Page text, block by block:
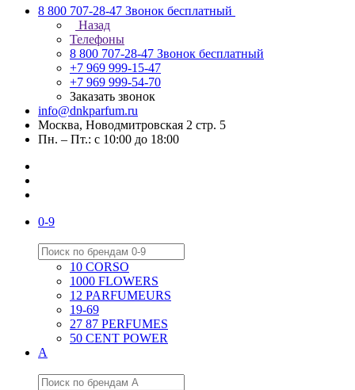
8 800 707-28-47 Звонок бесплатный
Назад
Телефоны
8 800 707-28-47 Звонок бесплатный
+7 969 999-15-47
+7 969 999-54-70
Заказать звонок
info@dnkparfum.ru
Москва, Новодмитровская 2 стр. 5
Пн. – Пт.: с 10:00 до 18:00
0-9
10 CORSO
1000 FLOWERS
12 PARFUMEURS
19-69
27 87 PERFUMES
50 CENT POWER
A